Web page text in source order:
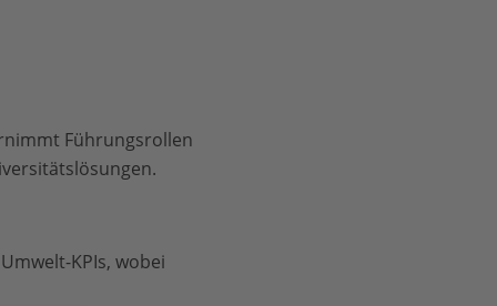
Führungsrollen
KPIs, wobei